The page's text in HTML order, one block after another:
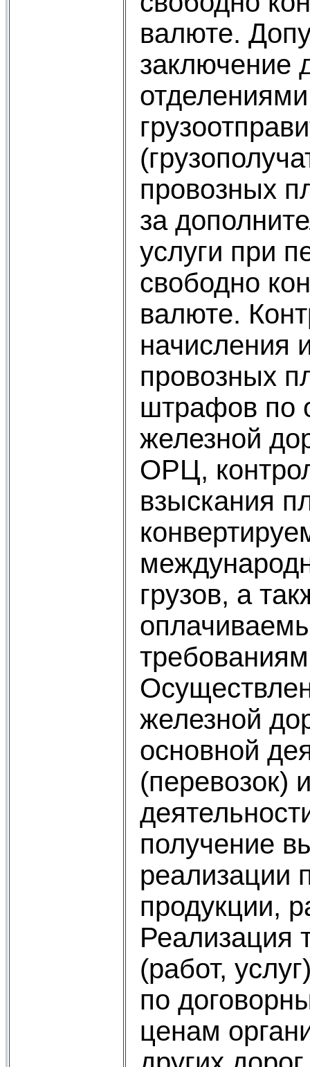
валюте.
заключение
провозных
за
услуги при
свободно
валюте.
начисления
провозных
штрафов по
железной
ОРЦ,
взыскания
грузов, а
железной
основной
(перевозок)
получение
реализации
продукции,
Реализация
(работ,
по
ценам